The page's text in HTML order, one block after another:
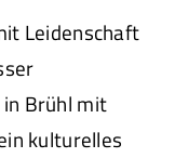
Leidenschaft
Brühl mit
kulturelles